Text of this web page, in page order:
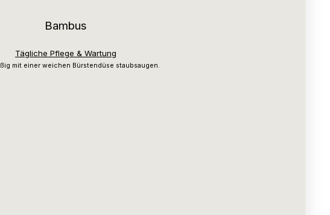
Bambus
Tägliche Pflege & Wartung
mit einer weichen Bürstendüse staubsaugen.